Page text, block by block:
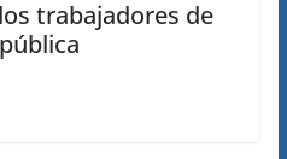
trabajadores de